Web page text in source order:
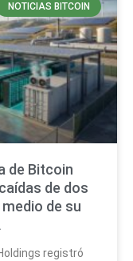
NOTICIAS BITCOIN
de Bitcoin
de dos
de su
registró